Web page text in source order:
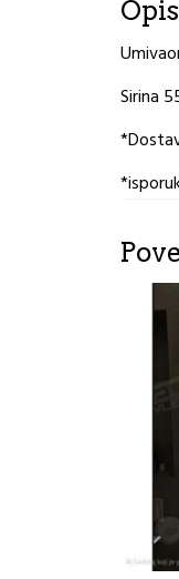
Opis
Sirina